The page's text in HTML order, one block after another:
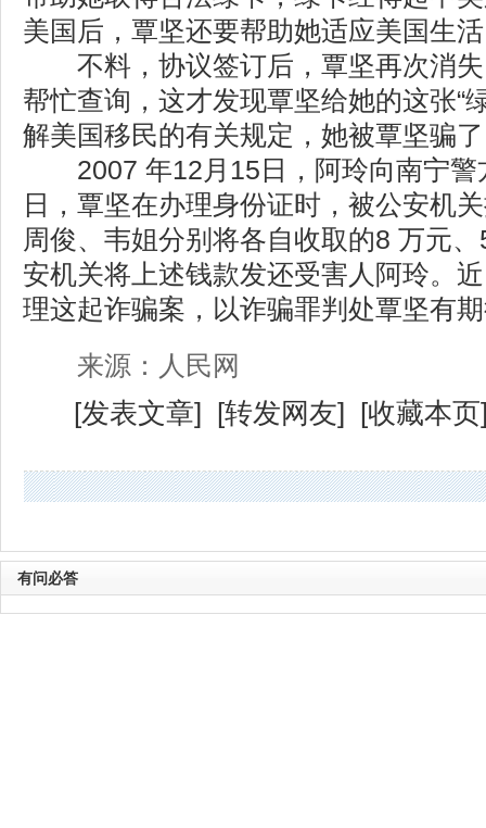
美国后，覃坚还要帮助她适应美国生
不料，协议签订后，覃坚再次消失
帮忙查询，这才发现覃坚给她的这张“
解美国移民的有关规定，她被覃坚骗
2007 年12月15日，阿玲向南宁警
日，覃坚在办理身份证时，被公安机
周俊、韦姐分别将各自收取的8 万元
安机关将上述钱款发还受害人阿玲。
理这起诈骗案，以诈骗罪判处覃坚有
来源：人民网
[发表文章] [转发网友] [收藏本页
有问必答